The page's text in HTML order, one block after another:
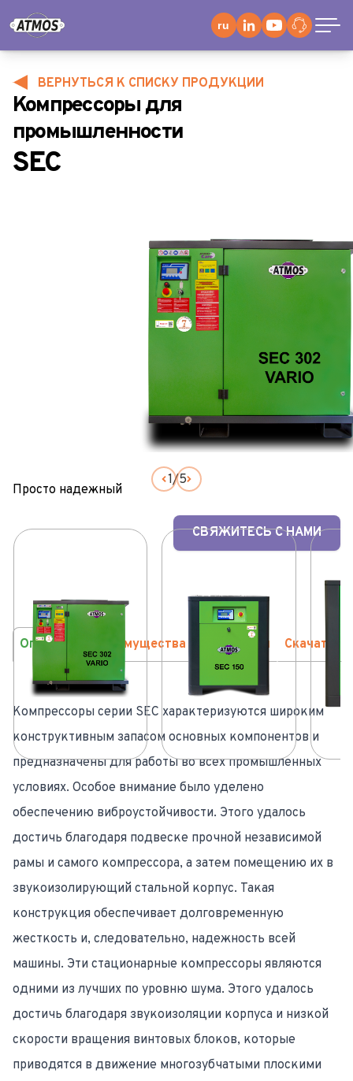
ru
ВЕРНУТЬСЯ К СПИСКУ ПРОДУКЦИИ
Компрессоры для
промышленности
SEC
1/5
Просто надежный
СВЯЖИТЕСЬ С НАМИ
Описание Преимущества Параметры Скачать
Компрессоры серии SEC характеризуются широким
конструктивным запасом основных компонентов и
предназначены для работы во всех промышленных
условиях. Особое внимание было уделено
обеспечению виброустойчивости. Этого удалось
достичь благодаря подвеске прочной независимой
рамы и самого компрессора, а затем помещению их в
звукоизолирующий стальной корпус. Такая
конструкция обеспечивает долговременную
жесткость и, следовательно, надежность всей
машины. Эти стационарные компрессоры являются
одними из лучших по уровню шума. Этого удалось
достичь благодаря звукоизоляции корпуса и низкой
скорости вращения винтовых блоков, которые
приводятся в движение многозубчатыми плоскими